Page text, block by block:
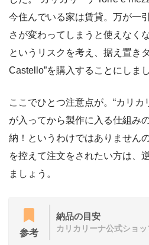
今住んでいる家は賃貸。万が一
さが変わってしまうと使えなく
というリスクを考え、据え置き
Castello”を購入することにしまし
ここでひとつ注意点が。“カリカ
が入ってから製作に入る仕組み
納！というわけではありません
を控えて注文をされたい方は、
ましょう。
参考
納品の目安
カリカリーナ公式ショッ